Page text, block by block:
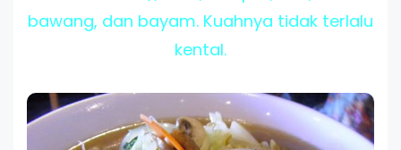
bawang, dan bayam. Kuahnya tidak terlalu
kental.